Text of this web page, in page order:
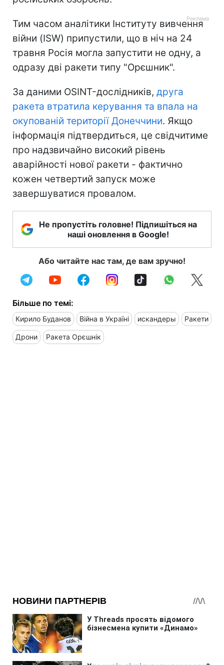
Тим часом аналітики Інституту вивчення
війни (ISW) припустили, що в ніч на 24
травня Росія могла запустити не одну, а
одразу дві ракети типу "Орєшник".
За даними OSINT-дослідників, друга
ракета втратила керування та впала на
окупованій території Донеччини. Якщо
інформація підтвердиться, це свідчитиме
про надзвичайно високий рівень
аварійності нової ракети - фактично
кожен четвертий запуск може
завершуватися провалом.
Не пропустіть головне! Підпишіться на
наші оновлення в Google!
Або читайте нас там, де вам зручно!
Більше по темі:
Кирило Буданов Війна в Україні искандеры Ракети
Дрони Ракета Орєшнік